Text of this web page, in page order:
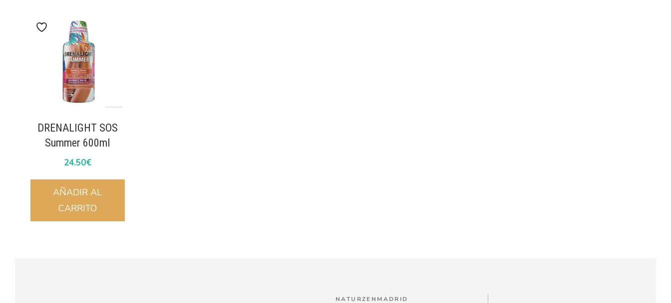
DRENALIGHT SOS
Summer 600ml
24.50€
AÑADIR AL
CARRITO
NATURZENMADRID